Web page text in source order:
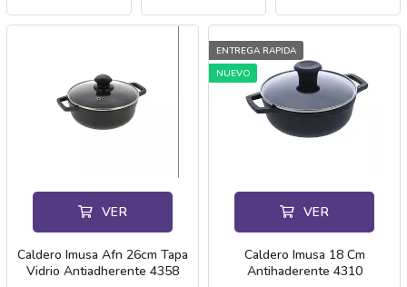
VER
Caldero Imusa Afn 26cm Tapa
Vidrio Antiadherente 4358
ENTREGA RAPIDA
NUEVO
VER
Caldero Imusa 18 Cm
Antihaderente 4310